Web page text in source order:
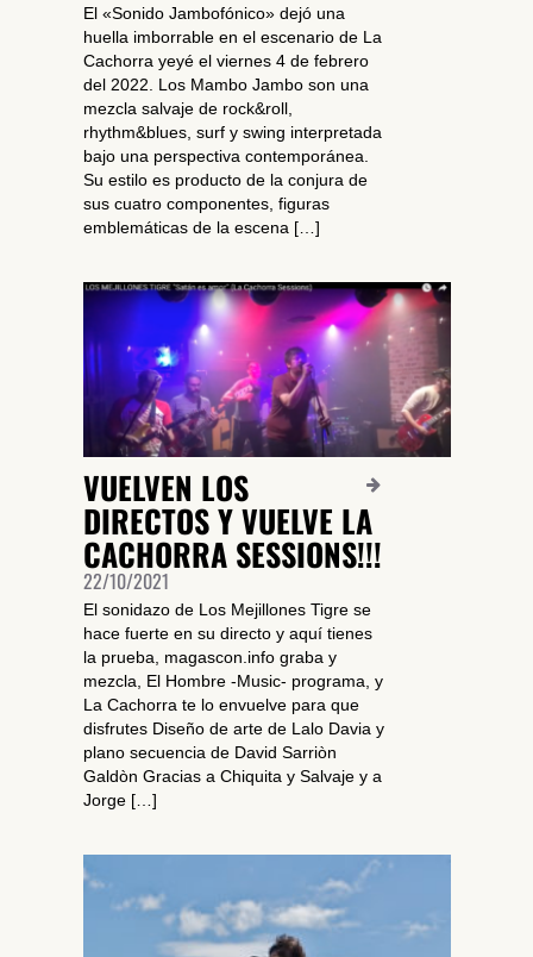
El «Sonido Jambofónico» dejó una
huella imborrable en el escenario de La
Cachorra yeyé el viernes 4 de febrero
del 2022. Los Mambo Jambo son una
mezcla salvaje de rock&roll,
rhythm&blues, surf y swing interpretada
bajo una perspectiva contemporánea.
Su estilo es producto de la conjura de
sus cuatro componentes, figuras
emblemáticas de la escena […]
VUELVEN LOS
DIRECTOS Y VUELVE LA
CACHORRA SESSIONS!!!
22/10/2021
El sonidazo de Los Mejillones Tigre se
hace fuerte en su directo y aquí tienes
la prueba, magascon.info graba y
mezcla, El Hombre -Music- programa, y
La Cachorra te lo envuelve para que
disfrutes Diseño de arte de Lalo Davia y
plano secuencia de David Sarriòn
Galdòn Gracias a Chiquita y Salvaje y a
Jorge […]